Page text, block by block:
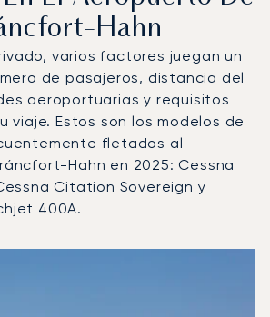
Hahn
varios factores juegan un
de pasajeros, distancia del
aeroportuarias y requisitos
viaje. Estos son los modelos de
fletados al
Hahn en 2025: Cessna
Citation Sovereign y
400A.